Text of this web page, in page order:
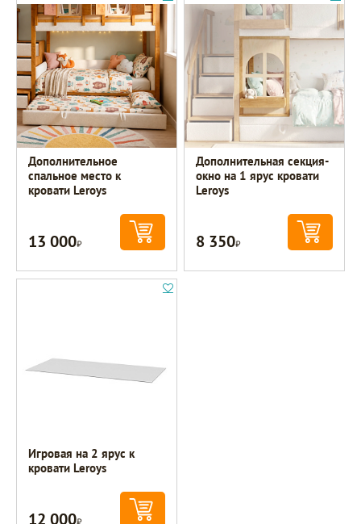
Дополнительное
спальное место к
кровати Leroys
13 000Р
Дополнительная секция-
окно на 1 ярус кровати
Leroys
8 350Р
Игровая на 2 ярус к
кровати Leroys
12 000Р